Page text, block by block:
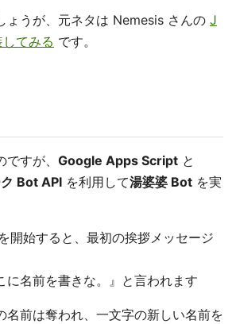
ょうが、元ネタは Nemesis さんの J
てみる です。
すが、 Google Apps Script と
Bot API を利用して湯婆婆 Bot を実
開始すると、最初の挨拶メッセージ
に名前を書きな。』と言われます
名前は奪われ、一文字の新しい名前を